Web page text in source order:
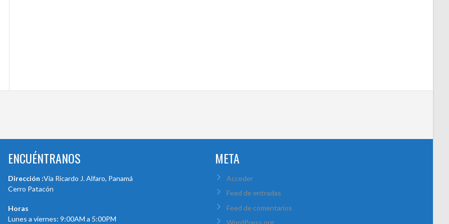
ENCUÉNTRANOS
Dirección :Via Ricardo J. Alfaro, Panamá
Cerro Patacón
Horas
Lunes a viernes: 9:00AM a 5:00PM
META
Acceder
Feed de entradas
Feed de comentarios